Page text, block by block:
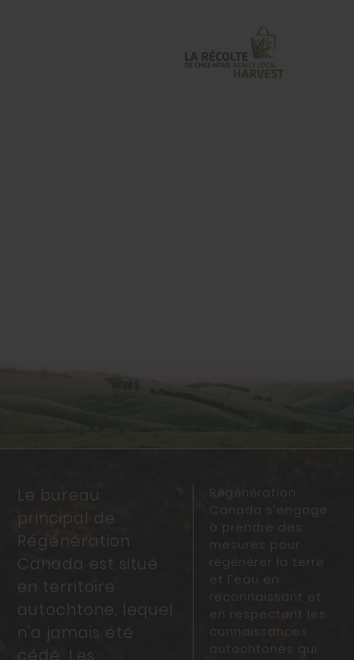
Le bureau
principal de
Régénération
Canada est situé
en territoire
autochtone, lequel
n'a jamais été
cédé. Les
Régénération
Canada s'engage
à prendre des
mesures pour
régénérer la terre
et l'eau en
reconnaissant et
en respectant les
connaissances
autochtones qui